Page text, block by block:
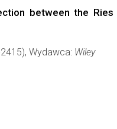
between the Ries
Wydawca: Wiley